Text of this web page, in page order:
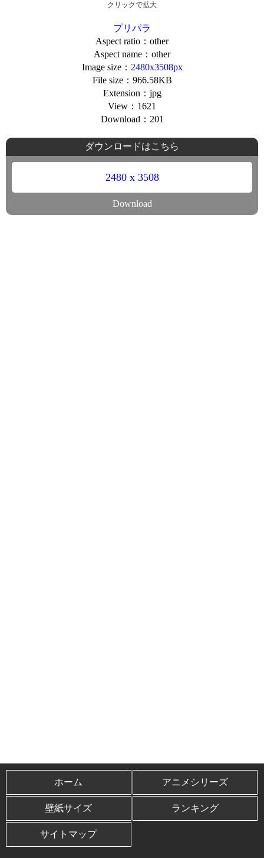
クリックで拡大
プリパラ
Aspect ratio：other
Aspect name：other
Image size： 2480x3508px
File size：966.58KB
Extension：jpg
View：1621
Download：201
ダウンロードはこちら
2480 x 3508
Download
ホーム アニメシリーズ
壁紙サイズ ランキング
サイトマップ